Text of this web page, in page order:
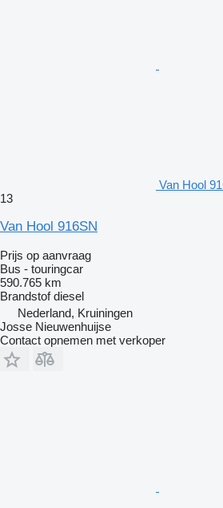
Van Hool
13
Van Hool 916SN
Prijs op aanvraag
Bus - touringcar
590.765 km
Brandstof diesel
Nederland, Kruiningen
Josse Nieuwenhuijse
Contact opnemen met verkoper